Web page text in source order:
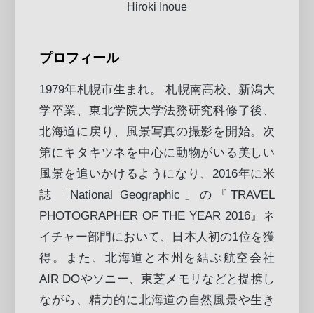
Hiroki Inoue
プロフィール
1979年札幌市生まれ。 札幌南高校、新潟大
学卒業、東北学院大学法務研究科修了後、
北海道に戻り、風景写真の撮影を開始。次
第にキタキツネを中心に動物がいる美しい
風景を追いかけるようになり、2016年に米
誌「National Geographic」の『TRAVEL
PHOTOGRAPHER OF THE YEAR 2016』ネ
イチャー部門において、日本人初の1位を獲
得。また、北海道と本州を結ぶ航空会社
AIR DOやソニー、東芝メモリなどと提携し
ながら、精力的に北海道の自然風景や生き